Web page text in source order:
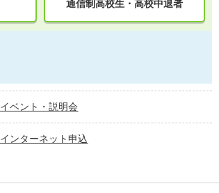
通信制高校生・高校中退者
イベント・説明会
インターネット申込